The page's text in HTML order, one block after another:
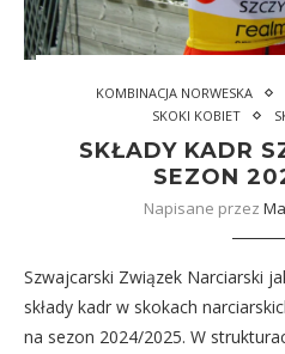
KOMBINACJA NORWESKA
SKOKI KOBIET
SKŁADY KADR
SEZON
Napisane przez
Szwajcarski Związek Narciarski
składy kadr w skokach
na sezon 2024/2025. W